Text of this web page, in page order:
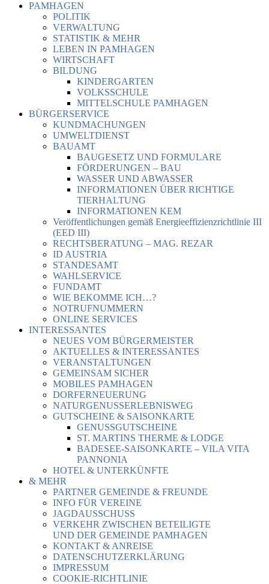
PAMHAGEN
POLITIK
VERWALTUNG
STATISTIK & MEHR
LEBEN IN PAMHAGEN
WIRTSCHAFT
BILDUNG
KINDERGARTEN
VOLKSSCHULE
MITTELSCHULE PAMHAGEN
BÜRGERSERVICE
KUNDMACHUNGEN
UMWELTDIENST
BAUAMT
BAUGESETZ UND FORMULARE
FÖRDERUNGEN – BAU
WASSER UND ABWASSER
INFORMATIONEN ÜBER RICHTIGE
TIERHALTUNG
INFORMATIONEN KEM
Veröffentlichungen gemäß Energieeffizienzrichtlinie III
(EED III)
RECHTSBERATUNG – MAG. REZAR
ID AUSTRIA
STANDESAMT
WAHLSERVICE
FUNDAMT
WIE BEKOMME ICH…?
NOTRUFNUMMERN
ONLINE SERVICES
INTERESSANTES
NEUES VOM BÜRGERMEISTER
AKTUELLES & INTERESSANTES
VERANSTALTUNGEN
GEMEINSAM SICHER
MOBILES PAMHAGEN
DORFERNEUERUNG
NATURGENUSSERLEBNISWEG
GUTSCHEINE & SAISONKARTE
GENUSSGUTSCHEINE
ST. MARTINS THERME & LODGE
BADESEE-SAISONKARTE – VILA VITA
PANNONIA
HOTEL & UNTERKÜNFTE
& MEHR
PARTNER GEMEINDE & FREUNDE
INFO FÜR VEREINE
JAGDAUSSCHUSS
VERKEHR ZWISCHEN BETEILIGTE
UND DER GEMEINDE PAMHAGEN
KONTAKT & ANREISE
DATENSCHUTZERKLÄRUNG
IMPRESSUM
COOKIE-RICHTLINIE